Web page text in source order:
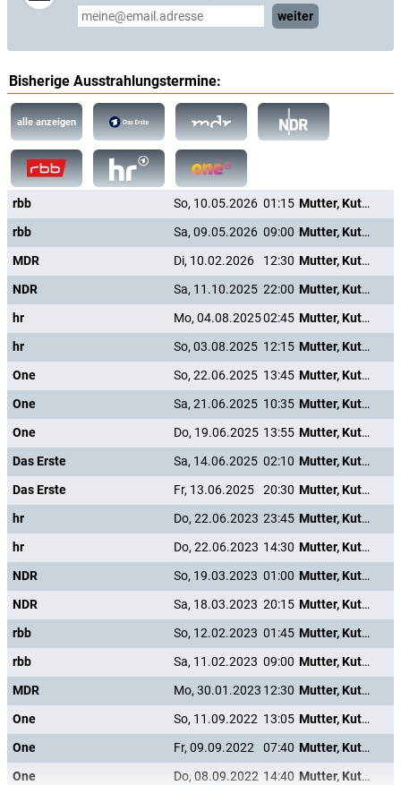
weiter
Bisherige Ausstrahlungstermine:
alle anzeigen
rbb So, 10.05.2026 01:15
Mutter, Kutter, Kind
rbb
Sa, 09.05.2026 09:00
Mutter, Kutter, Kind
MDR
Di, 10.02.2026 12:30
Mutter, Kutter, Kind
NDR
Sa, 11.10.2025 22:00
Mutter, Kutter, Kind
hr
Mo, 04.08.202502:45
Mutter, Kutter, Kind
hr
So, 03.08.2025 12:15
Mutter, Kutter, Kind
One
So, 22.06.2025 13:45
Mutter, Kutter, Kind
One
Sa, 21.06.2025 10:35
Mutter, Kutter, Kind
One
Do, 19.06.2025 13:55
Mutter, Kutter, Kind
Das Erste
Sa, 14.06.2025 02:10
Mutter, Kutter, Kind
Das Erste
Fr, 13.06.2025 20:30
Mutter, Kutter, Kind
hr
Do, 22.06.2023 23:45
Mutter, Kutter, Kind
hr
Do, 22.06.2023 14:30
Mutter, Kutter, Kind
NDR
So, 19.03.2023 01:00
Mutter, Kutter, Kind
NDR
Sa, 18.03.2023 20:15
Mutter, Kutter, Kind
rbb
So, 12.02.2023 01:45
Mutter, Kutter, Kind
rbb
Sa, 11.02.2023 09:00
Mutter, Kutter, Kind
MDR
Mo, 30.01.2023 12:30
Mutter, Kutter, Kind
One
So, 11.09.2022 13:05
Mutter, Kutter, Kind
One
Fr, 09.09.2022 07:40
Mutter, Kutter, Kind
One
Do, 08.09.2022 14:40
Mutter, Kutter, Kind